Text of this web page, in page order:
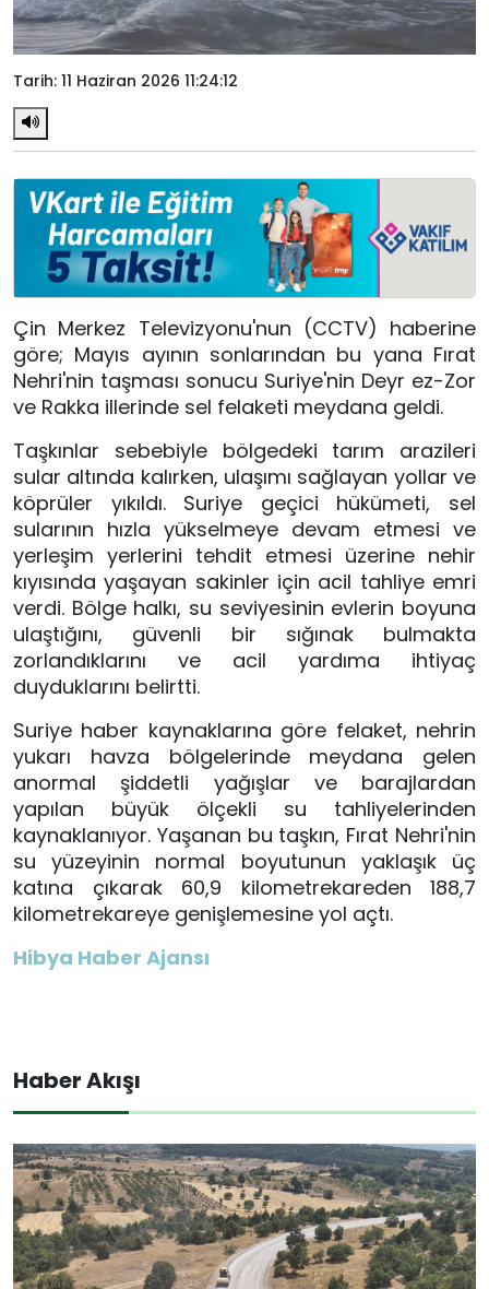
Tarih: 11 Haziran 2026 11:24:12
Çin Merkez Televizyonu'nun (CCTV) haberine
göre; Mayıs ayının sonlarından bu yana Fırat
Nehri'nin taşması sonucu Suriye'nin Deyr ez-Zor
ve Rakka illerinde sel felaketi meydana geldi.
Taşkınlar sebebiyle bölgedeki tarım arazileri
sular altında kalırken, ulaşımı sağlayan yollar ve
köprüler yıkıldı. Suriye geçici hükümeti, sel
sularının hızla yükselmeye devam etmesi ve
yerleşim yerlerini tehdit etmesi üzerine nehir
kıyısında yaşayan sakinler için acil tahliye emri
verdi. Bölge halkı, su seviyesinin evlerin boyuna
ulaştığını, güvenli bir sığınak bulmakta
zorlandıklarını ve acil yardıma ihtiyaç
duyduklarını belirtti.
Suriye haber kaynaklarına göre felaket, nehrin
yukarı havza bölgelerinde meydana gelen
anormal şiddetli yağışlar ve barajlardan
yapılan büyük ölçekli su tahliyelerinden
kaynaklanıyor. Yaşanan bu taşkın, Fırat Nehri'nin
su yüzeyinin normal boyutunun yaklaşık üç
katına çıkarak 60,9 kilometrekareden 188,7
kilometrekareye genişlemesine yol açtı.
Hibya Haber Ajansı
Haber Akışı